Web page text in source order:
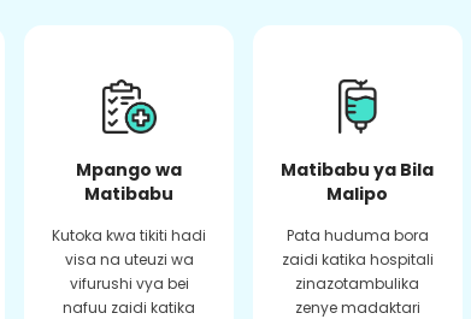
Mpango wa
Matibabu
Kutoka kwa tikiti hadi
visa na uteuzi wa
vifurushi vya bei
nafuu zaidi katika
Matibabu ya Bila
Malipo
Pata huduma bora
zaidi katika hospitali
zinazotambulika
zenye madaktari